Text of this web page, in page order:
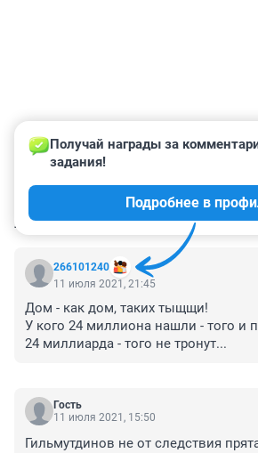
КОММЕНТАРИИ 10
266101240
Получай награды за
задания!
Подробнее в
11 июля 2021, 21:45
Дом - как дом, таких тыщщи!
У кого 24 миллиона нашли - того и
24 миллиарда - того не тронут...
Гость
11 июля 2021, 15:50
Гильмутдинов не от следствия